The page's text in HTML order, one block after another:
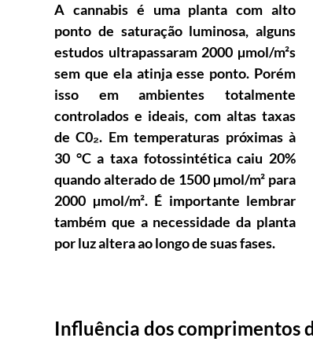
A cannabis é uma planta com alto
ponto de saturação luminosa, alguns
estudos ultrapassaram 2000 µmol/m²s
sem que ela atinja esse ponto. Porém
isso em ambientes totalmente
controlados e ideais, com altas taxas
de C0₂. Em temperaturas próximas à
30 °C a taxa fotossintética caiu 20%
quando alterado de 1500 µmol/m² para
2000 µmol/m². É importante lembrar
também que a necessidade da planta
por luz altera ao longo de suas fases.
Influência dos comprimentos